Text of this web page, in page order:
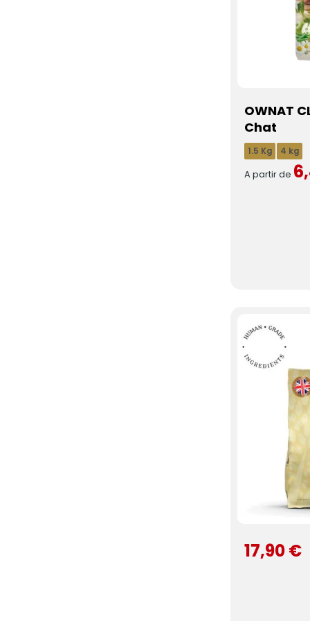
OWNAT
Chat
1.5 Kg 4 kg
A partir de
17,90 €